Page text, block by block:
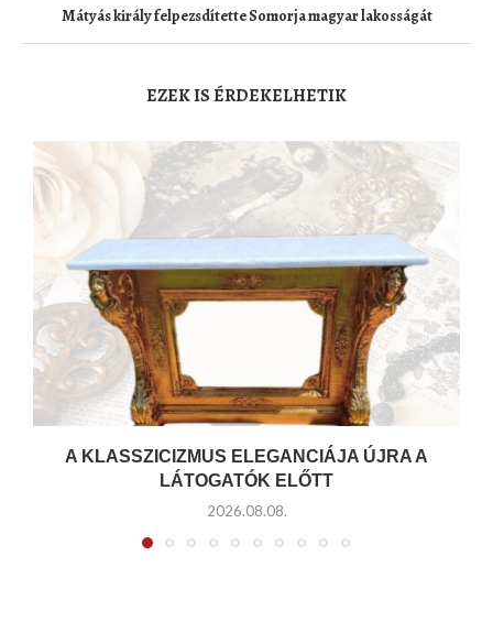
Mátyás király felpezsdítette Somorja magyar lakosságát
EZEK IS ÉRDEKELHETIK
A KLASSZICIZMUS ELEGANCIÁJA ÚJRA A
LÁTOGATÓK ELŐTT
2026.08.08.